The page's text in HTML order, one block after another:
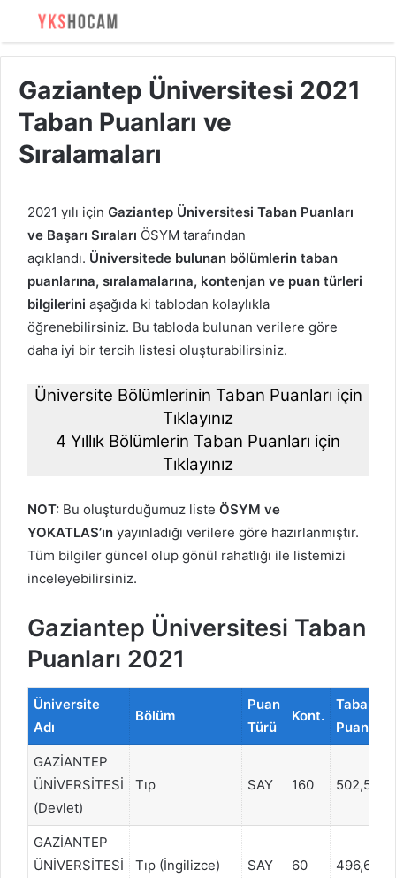
Gaziantep Üniversitesi 2021
Taban Puanları ve
Sıralamaları
2021 yılı için Gaziantep Üniversitesi Taban Puanları
ve Başarı Sıraları ÖSYM tarafından
açıklandı. Üniversitede bulunan bölümlerin taban
puanlarına, sıralamalarına, kontenjan ve puan türleri
bilgilerini aşağıda ki tablodan kolaylıkla
öğrenebilirsiniz. Bu tabloda bulunan verilere göre
daha iyi bir tercih listesi oluşturabilirsiniz.
Üniversite Bölümlerinin Taban Puanları için
Tıklayınız
4 Yıllık Bölümlerin Taban Puanları için
Tıklayınız
NOT: Bu oluşturduğumuz liste ÖSYM ve
YOKATLAS’ın yayınladığı verilere göre hazırlanmıştır.
Tüm bilgiler güncel olup gönül rahatlığı ile listemizi
inceleyebilirsiniz.
Gaziantep Üniversitesi Taban
Puanları 2021
Üniversite
Adı
Bölüm
Puan
Türü
Kont.
Taban
Puanı
GAZİANTEP
ÜNİVERSİTESİ
(Devlet)
Tıp SAY 160
GAZİANTEP
ÜNİVERSİTESİ
Tıp (İngilizce) SAY 60